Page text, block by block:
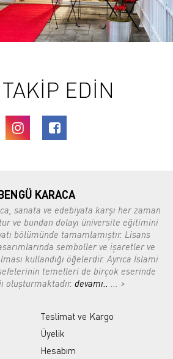
EDİN
KARACA
sanata ve edebiyata karşı her zaman
ve bundan dolayı üniversite eğitimini
bölümünde tamamlamıştır. Lisans
semboller ve işaretler ve
kullandığı öğelerdir. Ayrıca İslami
temelleri de birçok eserinde
oluşturmaktadır. devamı.. ... >
Teslimat ve Kargo
Üyelik
Hesabım